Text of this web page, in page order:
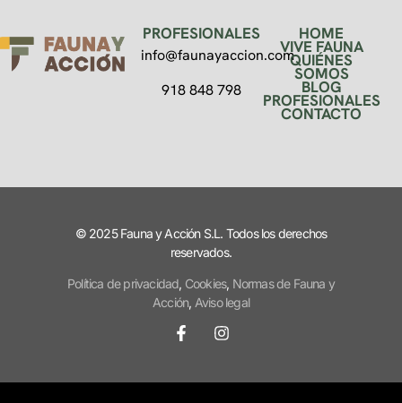
PROFESIONALES
info@faunayaccion.com
918 848 798
HOME
VIVE FAUNA
QUIÉNES
SOMOS
BLOG
PROFESIONALES
CONTACTO
© 2025 Fauna y Acción S.L. Todos los derechos
reservados.
Política de privacidad, Cookies, Normas de Fauna y
Acción, Aviso legal